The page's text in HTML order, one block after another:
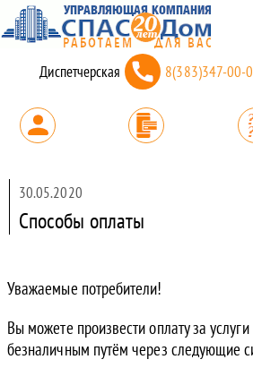
Диспетчерская 8(383)347-00-
30.05.2020
Способы оплаты
Уважаемые потребители!
Вы можете произвести оплату за
безналичным путём через следующие